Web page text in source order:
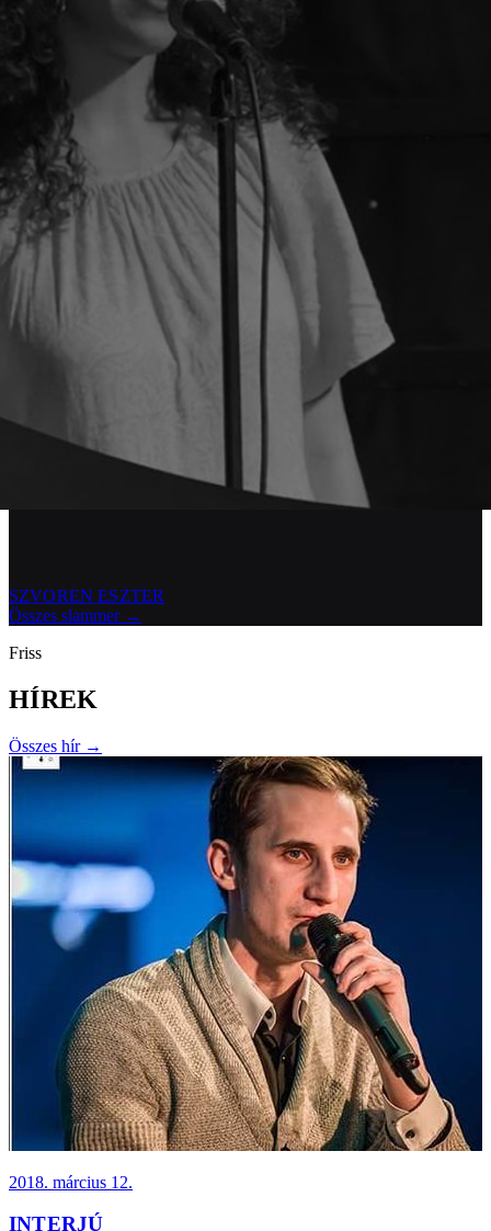
SZVOREN ESZTER
Összes slammer →
Friss
HÍREK
Összes hír →
2018. március 12.
INTERJÚ